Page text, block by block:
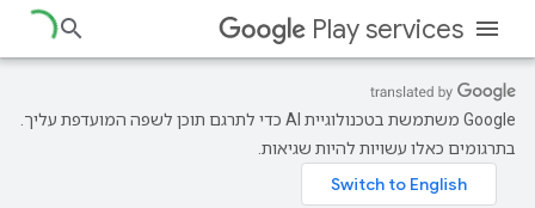
Play services
‫Google משתמשת בטכנולוגיית AI כדי לתרגם תוכן לשפה המועדפת עליך.
בתרגומים כאלו עשויות להיות שגיאות.